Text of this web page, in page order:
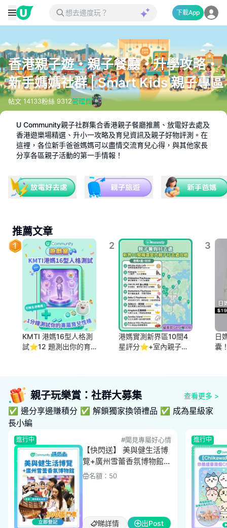
下載App
香港親子遊・親子餐廳・升學攻略・
新手媽媽社群 | Smart Kids 親子專區
帖文 14133粉絲 9312管理員
U Community親子社群集合香港親子餐廳推薦、放電好去處及
香港遊樂場精選、升小一攻略及育兒資訊及親子好物評測。在
這裡，各位新手爸爸媽媽可以盡情交流育兒心得，與其他家長
分享各區親子活動的第一手情報！
推薦文章
KMTI 港媽16型人格測
試⭐12 題測出你的育
2
港媽實測新界區10間4
星評分⭐+室內親子好
3
日
囊
親子玩樂賞：社群大募集 查看更多 >
✅ 邊分享邊賺積分 ✅ 解鎖獨家換領禮品 ✅ 成為星級家
長小編
進行中 #聞見專屬好心情
【快閃送】 美與健生活博
覽+廣州雪蕾香氛博物館門
票100張！
名額： 50
睇詳情 出Post
進行中